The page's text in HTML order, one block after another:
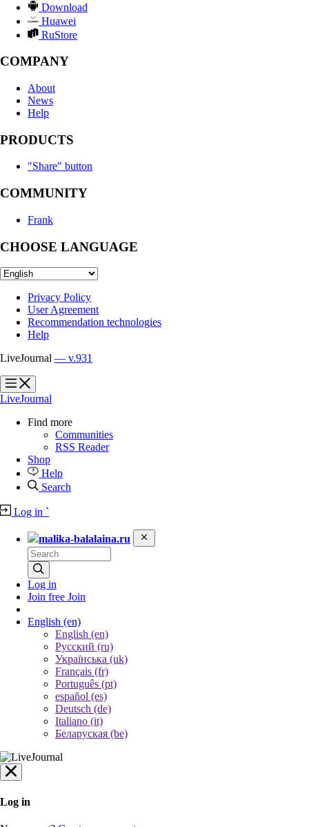
Download
Huawei
RuStore
COMPANY
About
News
Help
PRODUCTS
"Share" button
COMMUNITY
Frank
CHOOSE LANGUAGE
Privacy Policy
User Agreement
Recommendation technologies
Help
LiveJournal — v.931
?
?
LiveJournal
Find more
Communities
RSS Reader
Shop
Help
Search
Log in `
malika-balalaina.ru
Log in
Join free Join
English (en)
English (en)
Русский (ru)
Українська (uk)
Français (fr)
Português (pt)
español (es)
Deutsch (de)
Italiano (it)
Беларуская (be)
Log in